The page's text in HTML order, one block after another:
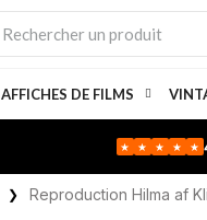
AFFICHES DE FILMS
★ ★ ★ ★ ★
Reproduction Hilma af